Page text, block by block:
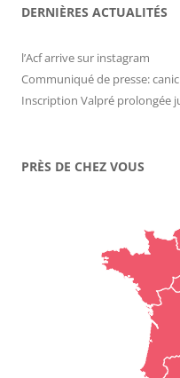
DERNIÈRES ACTUALITÉS
l’Acf arrive sur instagram
Communiqué de presse:
Inscription Valpré prolongée
PRÈS DE CHEZ VOUS